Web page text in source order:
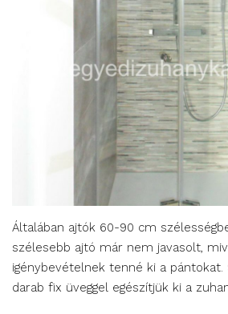
Általában ajtók 60-90 cm
szélesebb ajtó már nem javasolt,
igénybevételnek tenné ki a
darab fix üveggel egészítjük ki a